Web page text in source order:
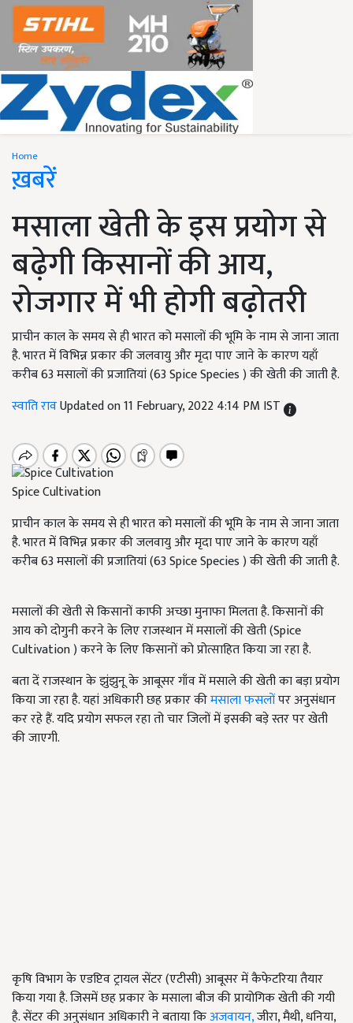
Home
ख़बरें
मसाला खेती के इस प्रयोग से
बढ़ेगी किसानों की आय,
रोजगार में भी होगी बढ़ोतरी
प्राचीन काल के समय से ही भारत को मसालों की भूमि के नाम से जाना जाता
है. भारत में विभिन्न प्रकार की जलवायु और मृदा पाए जाने के कारण यहाँ
करीब 63 मसालों की प्रजातियां (63 Spice Species ) की खेती की जाती है.
स्वाति रावUpdated on 11 February, 2022 4:14 PM IST
Spice Cultivation
प्राचीन काल के समय से ही भारत को मसालों की भूमि के नाम से जाना जाता
है. भारत में विभिन्न प्रकार की जलवायु और मृदा पाए जाने के कारण यहाँ
करीब 63 मसालों की प्रजातियां (63 Spice Species ) की खेती की जाती है.
मसालों की खेती से किसानों काफी अच्छा मुनाफा मिलता है. किसानों की
आय को दोगुनी करने के लिए राजस्थान में मसालों की खेती (Spice
Cultivation ) करने के लिए किसानों को प्रोत्साहित किया जा रहा है.
बता दें राजस्थान के झुंझुनू के आबूसर गाँव में मसाले की खेती का बड़ा प्रयोग
किया जा रहा है. यहां अधिकारी छह प्रकार कीमसाला फसलोंपर अनुसंधान
कर रहे हैं. यदि प्रयोग सफल रहा तो चार जिलों में इसकी बड़े स्तर पर खेती
की जाएगी.
कृषि विभाग के एडप्टिव ट्रायल सेंटर (एटीसी) आबूसर में कैफेटरिया तैयार
किया गया है. जिसमें छह प्रकार के मसाला बीज की प्रायोगिक खेती की गयी
है. सेंटर की अनुसंधान अधिकारी ने बताया किअजवायन,जीरा, मैथी, धनिया,